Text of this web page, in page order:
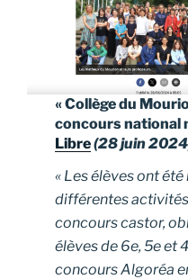
« Collège du
concours national
Libre(28 juin
« Les élèves ont
différentes
concours castor,
élèves de 6e, 5e et
concours Algoréa